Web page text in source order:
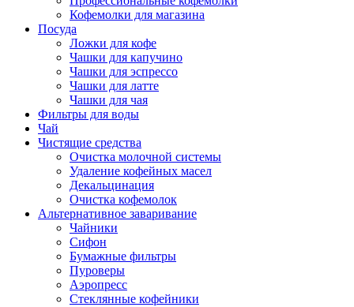
Кофемолки для магазина
Посуда
Ложки для кофе
Чашки для капучино
Чашки для эспрессо
Чашки для латте
Чашки для чая
Фильтры для воды
Чай
Чистящие средства
Очистка молочной системы
Удаление кофейных масел
Декальцинация
Очистка кофемолок
Альтернативное заваривание
Чайники
Сифон
Бумажные фильтры
Пуроверы
Аэропресс
Стеклянные кофейники